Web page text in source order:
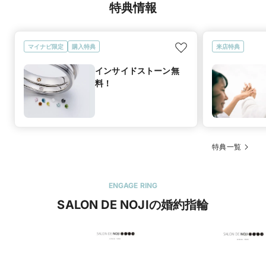
特典情報
マイナビ限定 購入特典
インサイドストーン無
料！
来店特典
特典一覧
ENGAGE RING
SALON DE NOJIの婚約指輪